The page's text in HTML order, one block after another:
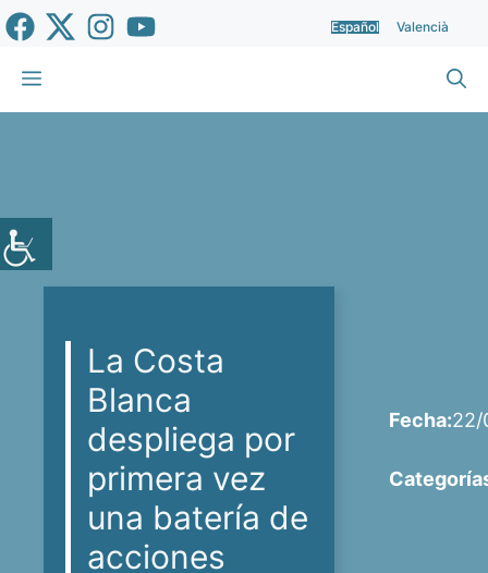
Saltar
al
contenido
Español Valencià
Menú
La Costa
Blanca
despliega por
primera vez
una batería de
acciones
Fecha:22/